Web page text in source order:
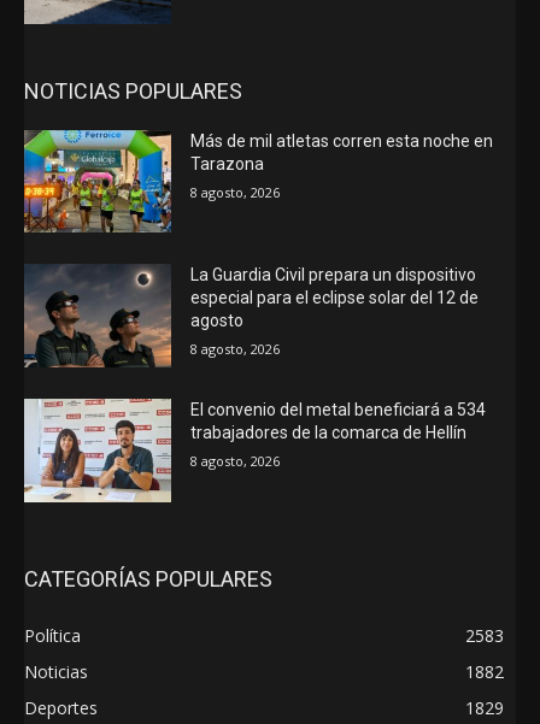
NOTICIAS POPULARES
Más de mil atletas corren esta noche en
Tarazona
8 agosto, 2026
La Guardia Civil prepara un dispositivo
especial para el eclipse solar del 12 de
agosto
8 agosto, 2026
El convenio del metal beneficiará a 534
trabajadores de la comarca de Hellín
8 agosto, 2026
CATEGORÍAS POPULARES
Política
2583
Noticias
1882
Deportes
1829